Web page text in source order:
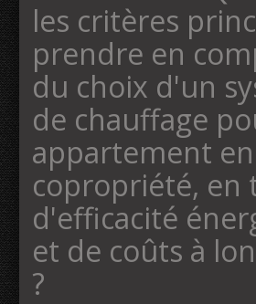
les critères
prendre en
du choix d'un
de chauffage
appartement en
copropriété, en
d'efficacité
et de coûts à
?